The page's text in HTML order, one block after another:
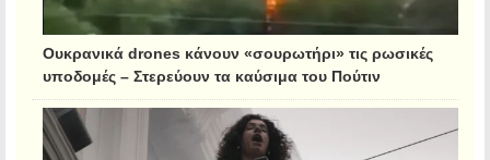
Ουκρανικά drones κάνουν «σουρωτήρι» τις ρωσικές
υποδομές – Στερεύουν τα καύσιμα του Πούτιν